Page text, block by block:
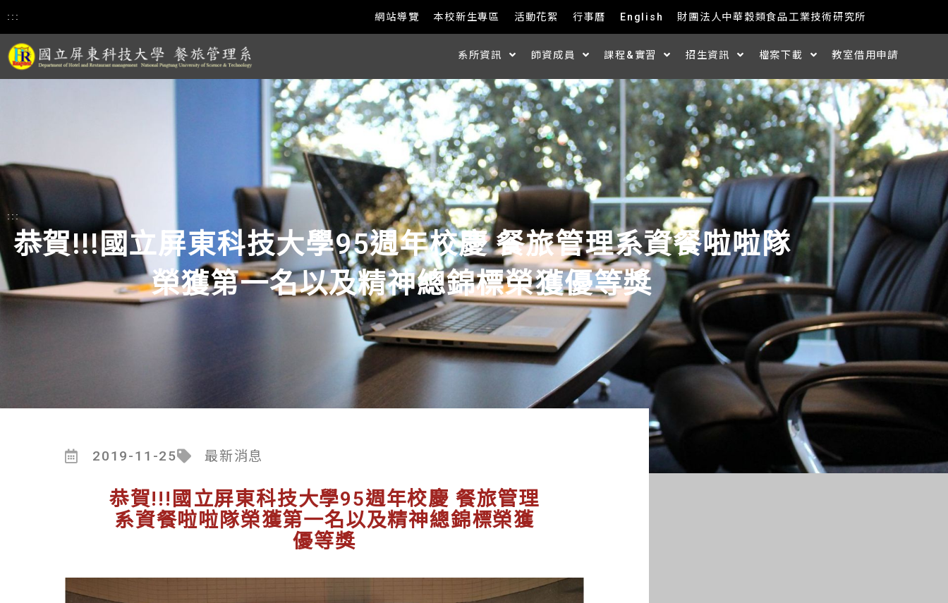
::: 網站導覽 本校新生專區 活動花絮 行事曆 English 財團法人中華穀類食品工業技術研究所
系所資訊 師資成員 課程&實習 招生資訊 檔案下載 教室借用申請
:::
恭賀!!!國立屏東科技大學95週年校慶 餐旅管理系資餐啦啦隊
榮獲第一名以及精神總錦標榮獲優等獎
2019-11-25 最新消息
恭賀!!!國立屏東科技大學95週年校慶 餐旅管理
系資餐啦啦隊榮獲第一名以及精神總錦標榮獲
優等獎